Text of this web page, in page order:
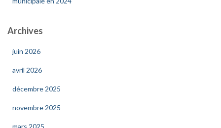
Archives
juin 2026
avril 2026
décembre 2025
novembre 2025
mars 2025